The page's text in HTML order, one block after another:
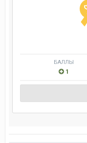
БАЛЛЫ
1